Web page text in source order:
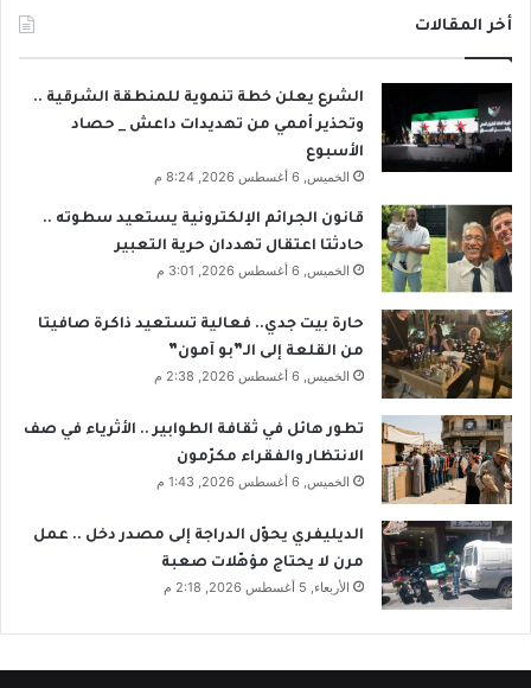
أخر المقالات
الشرع يعلن خطة تنموية للمنطقة الشرقية ..
وتحذير أممي من تهديدات داعش _ حصاد
الأسبوع
الخميس, 6 أغسطس 2026, 8:24 م
قانون الجرائم الإلكترونية يستعيد سطوته ..
حادثتا اعتقال تهددان حرية التعبير
الخميس, 6 أغسطس 2026, 3:01 م
حارة بيت جدي.. فعالية تستعيد ذاكرة صافيتا
من القلعة إلى الـ”بو آمون”
الخميس, 6 أغسطس 2026, 2:38 م
تطور هائل في ثقافة الطوابير .. الأثرياء في صف
الانتظار والفقراء مكرّمون
الخميس, 6 أغسطس 2026, 1:43 م
الديليفري يحوّل الدراجة إلى مصدر دخل .. عمل
مرن لا يحتاج مؤهّلات صعبة
الأربعاء, 5 أغسطس 2026, 2:18 م